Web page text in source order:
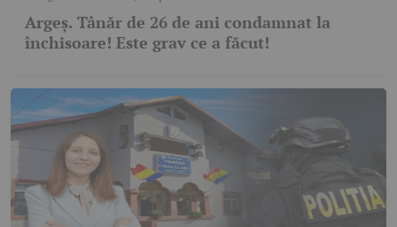
Argeș. Tânăr de 26 de ani condamnat la
închisoare! Este grav ce a făcut!